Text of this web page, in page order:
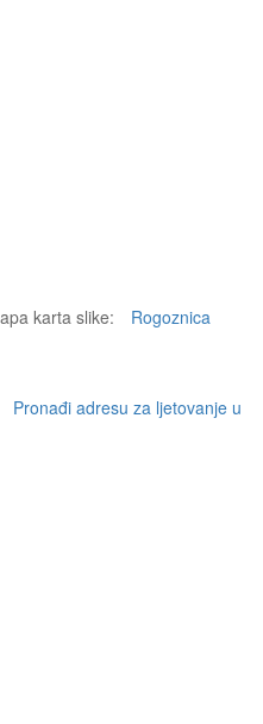
karta slike:
Rogoznica
Pronađi adresu za ljetovanje u